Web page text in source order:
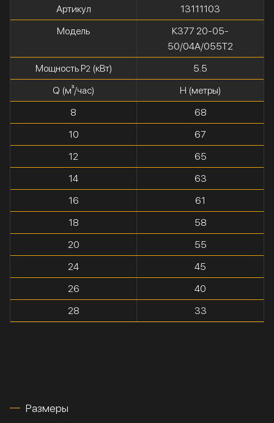
Артикул
13111103
Модель
К377 20-05-
50/04А/055Т2
Мощность P2(кВт)
5.5
Q (м³/час)
H (метры)
8
68
10
67
12
65
14
63
16
61
18
58
20
55
24
45
26
40
28
33
Размеры